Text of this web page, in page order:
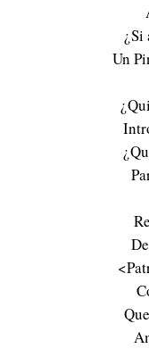
¿Si
Un